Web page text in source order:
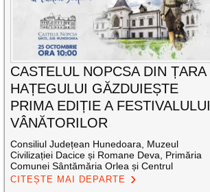
CASTELUL NOPCSA DIN ȚARA
HAȚEGULUI GĂZDUIEȘTE
PRIMA EDIȚIE A FESTIVALULUI
VÂNĂTORILOR
Consiliul Județean Hunedoara, Muzeul
Civilizației Dacice și Romane Deva, Primăria
Comunei Sântămăria Orlea și Centrul
CITEȘTE MAI DEPARTE